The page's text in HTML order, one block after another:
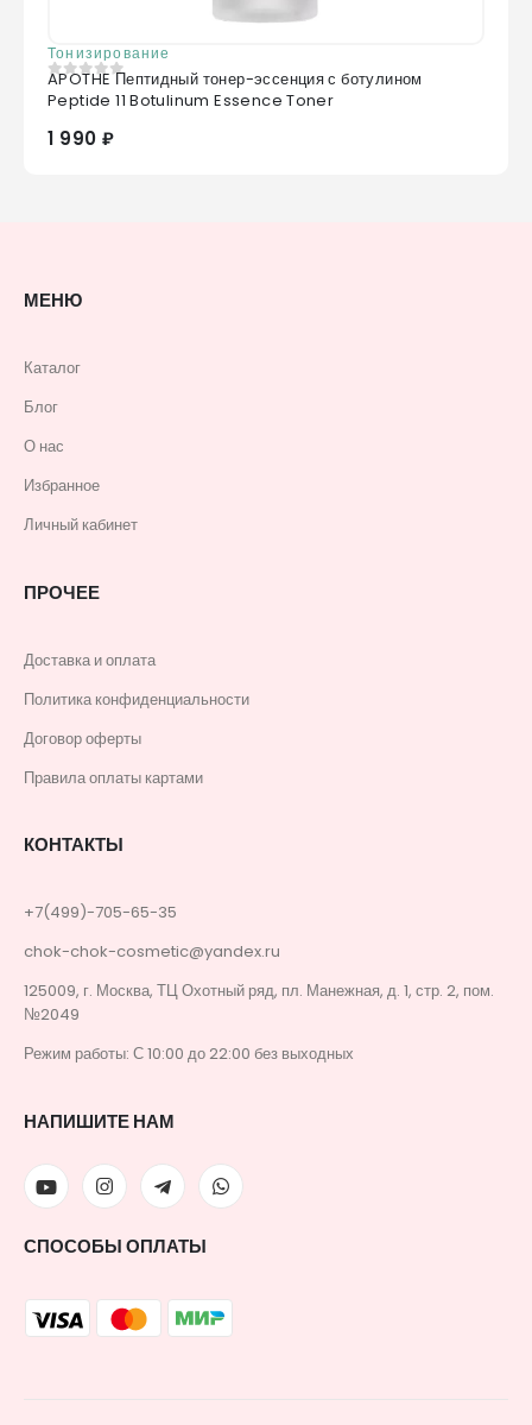
Тонизирование
0из 5
APOTHE Пептидный тонер-эссенция с ботулином
Peptide 11 Botulinum Essence Toner
1 990 ₽
МЕНЮ
Каталог
Блог
О нас
Избранное
Личный кабинет
ПРОЧЕЕ
Доставка и оплата
Политика конфиденциальности
Договор оферты
Правила оплаты картами
КОНТАКТЫ
+7(499)-705-65-35
chok-chok-cosmetic@yandex.ru
125009, г. Москва, ТЦ Охотный ряд, пл. Манежная, д. 1, стр. 2, пом.
№2049
Режим работы: С 10:00 до 22:00 без выходных
НАПИШИТЕ НАМ
СПОСОБЫ ОПЛАТЫ